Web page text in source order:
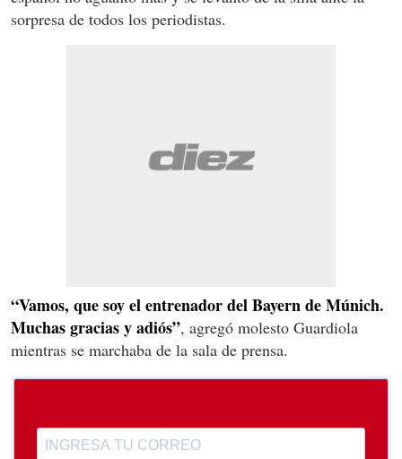
sorpresa de todos los periodistas.
“Vamos, que soy el entrenador del Bayern de Múnich.
Muchas gracias y adiós”, agregó molesto Guardiola
mientras se marchaba de la sala de prensa.